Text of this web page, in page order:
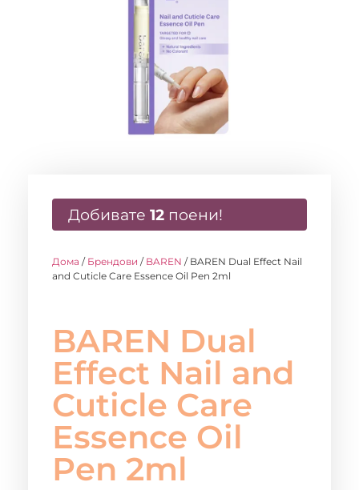
Добивате 12 поени!
Дома / Брендови / BAREN / BAREN Dual Effect Nail
and Cuticle Care Essence Oil Pen 2ml
BAREN Dual
Effect Nail and
Cuticle Care
Essence Oil
Pen 2ml